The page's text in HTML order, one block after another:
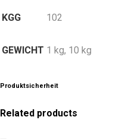
KGG 102
GEWICHT 1 kg, 10 kg
Produktsicherheit
Related products